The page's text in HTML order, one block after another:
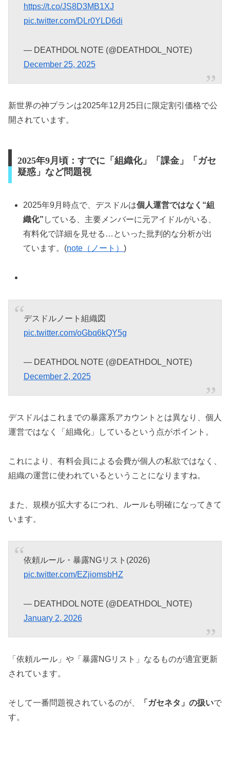
https://t.co/JS8D3MB1XJ
pic.twitter.com/DLr0YLD6di
— DEATHDOL NOTE (@DEATHDOL_NOTE)
December 25, 2025
新世界の神プランは2025年12月25日に限定割引価格で公
開されています。
2025年9月頃：すでに「組織化」「課金」「ガセ
疑惑」など問題視
2025年9月時点で、デスドルは個人運営ではなく“組
織化” している、主要メンバーに元アイドルがいる、
有料化で詳細を見せる…といった批判的な分析が出
ています。(note（ノート）)
デスドルノート組織図
pic.twitter.com/oGbq6kQY5g
— DEATHDOL NOTE (@DEATHDOL_NOTE)
December 2, 2025
デスドルはこれまでの暴露系アカウントとは異なり、個人
運営ではなく「組織化」しているという点がポイント。
これにより、有料会員による会費が個人の私欲ではなく、
組織の運営に使われているということになりますね。
また、規模が拡大するにつれ、ルールも明確になってきて
います。
依頼ルール・暴露NGリスト(2026)
pic.twitter.com/EZjiomsbHZ
— DEATHDOL NOTE (@DEATHDOL_NOTE)
January 2, 2026
「依頼ルール」や「暴露NGリスト」なるものが適宜更新
されています。
そして一番問題視されているのが、 「ガセネタ」の扱いで
す。